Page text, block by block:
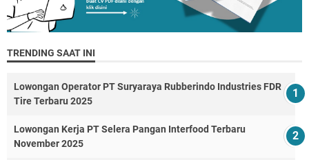
TRENDING SAAT INI
Lowongan Operator PT Suryaraya Rubberindo Industries FDR
Tire Terbaru 2025
Lowongan Kerja PT Selera Pangan Interfood Terbaru
November 2025